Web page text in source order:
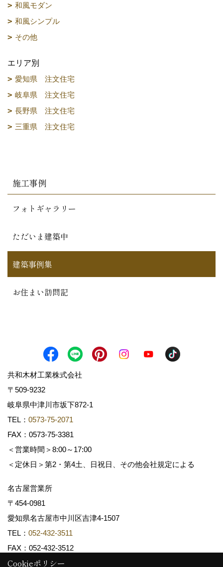
和風モダン
和風シンプル
その他
エリア別
愛知県 注文住宅
岐阜県 注文住宅
長野県 注文住宅
三重県 注文住宅
施工事例
フォトギャラリー
ただいま建築中
建築事例集
お住まい訪問記
共和木材工業株式会社
〒509-9232
岐阜県中津川市坂下872‐1
TEL： 0573-75-2071
FAX：0573-75-3381
＜営業時間＞8:00～17:00
＜定休日＞第2・第4土、日祝日、その他会社規定による
名古屋営業所
〒454-0981
愛知県名古屋市中川区吉津4-1507
TEL： 052-432-3511
FAX：052-432-3512
Cookieポリシー